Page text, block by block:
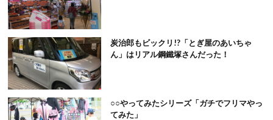
炭治郎もビックリ!?「とぎ屋のあいちゃ
ん」はリアル鋼鐵塚さんだった！
○○やってみたシリーズ「ガチでフリマやっ
てみた」